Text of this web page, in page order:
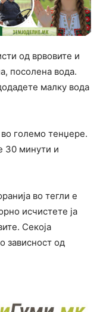
од врвовите и
посолена вода.
малку вода
во големо тенџере.
30 минути и
во тегли е
исчистете ја
Секоја
зависност од